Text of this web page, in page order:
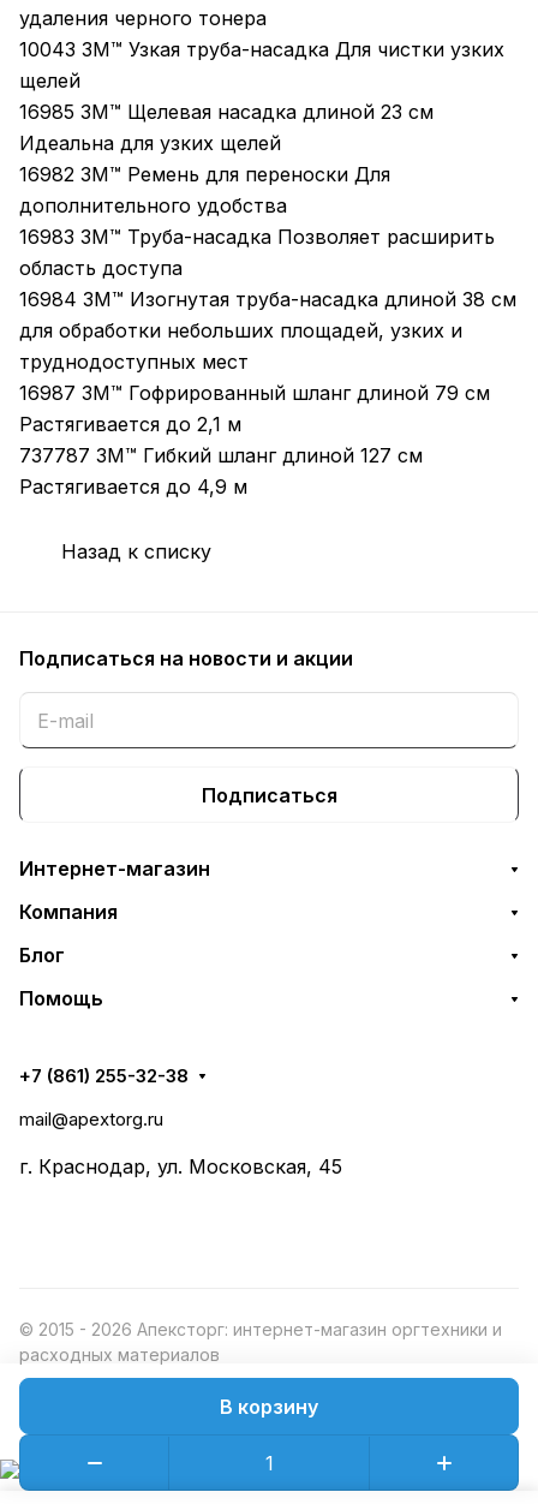
В корзину
удаления черного тонера
10043 3M™ Узкая труба-насадка Для чистки узких
щелей
16985 3M™ Щелевая насадка длиной 23 см
Идеальна для узких щелей
16982 3M™ Ремень для переноски Для
дополнительного удобства
16983 3M™ Труба-насадка Позволяет расширить
область доступа
16984 3M™ Изогнутая труба-насадка длиной 38 см
для обработки небольших площадей, узких и
труднодоступных мест
16987 3M™ Гофрированный шланг длиной 79 см
Растягивается до 2,1 м
737787 3M™ Гибкий шланг длиной 127 см
Растягивается до 4,9 м
Назад к списку
Подписаться на новости и акции
Подписаться
Интернет-магазин
Компания
Блог
Помощь
+7 (861) 255-32-38
mail@apextorg.ru
г. Краснодар, ул. Московская, 45
© 2015 - 2026 Апексторг: интернет-магазин оргтехники и
расходных материалов
Конфиденциальность